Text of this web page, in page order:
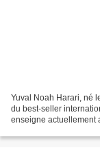
Yuval Noah Harari, né
du best-seller
enseigne actuellement